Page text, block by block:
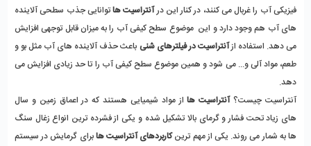
فیزیکی آب را غربال می کنند، در کنار این در آنتراسیت ها
می دهد. استفاده از آنتراسیت در فیلترهای شنی
دهد.
آنتراسیت چیست؟ آنتراسیت ها
ها به شمار می روند. یکی از مهم ترین کاربردهای آنتراسیت ها